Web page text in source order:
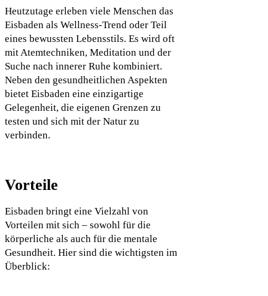
Heutzutage erleben viele Menschen das
Eisbaden als Wellness-Trend oder Teil
eines bewussten Lebensstils. Es wird oft
mit Atemtechniken, Meditation und der
Suche nach innerer Ruhe kombiniert.
Neben den gesundheitlichen Aspekten
bietet Eisbaden eine einzigartige
Gelegenheit, die eigenen Grenzen zu
testen und sich mit der Natur zu
verbinden.
Vorteile
Eisbaden bringt eine Vielzahl von
Vorteilen mit sich – sowohl für die
körperliche als auch für die mentale
Gesundheit. Hier sind die wichtigsten im
Überblick: